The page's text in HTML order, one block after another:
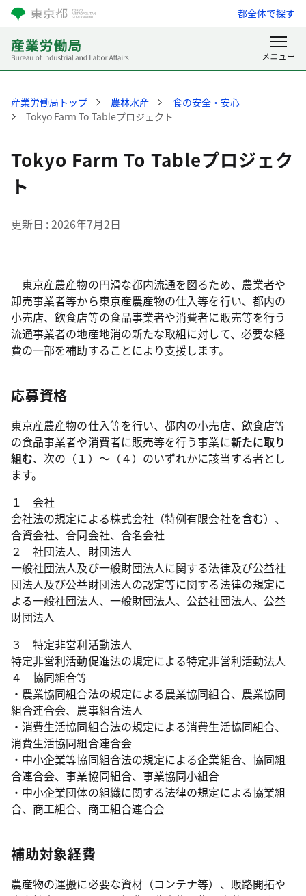
都全体で探す
産業労働局トップ 農林水産
食の安全・安心
Tokyo Farm To Tableプロジェクト
Tokyo Farm To Tableプロジェク
ト
更新日 2026年7月2日
東京産農産物の円滑な都内流通を図るため、農業者や
卸売事業者等から東京産農産物の仕入等を行い、都内の
小売店、飲食店等の食品事業者や消費者に販売等を行う
流通事業者の地産地消の新たな取組に対して、必要な経
費の一部を補助することにより支援します。
応募資格
東京産農産物の仕入等を行い、都内の小売店、飲食店等
の食品事業者や消費者に販売等を行う事業に新たに取り
組む、次の（１）～（４）のいずれかに該当する者とし
ます。
１ 会社
会社法の規定による株式会社（特例有限会社を含む）、
合資会社、合同会社、合名会社
２ 社団法人、財団法人
一般社団法人及び一般財団法人に関する法律及び公益社
団法人及び公益財団法人の認定等に関する法律の規定に
よる一般社団法人、一般財団法人、公益社団法人、公益
財団法人
３ 特定非営利活動法人
特定非営利活動促進法の規定による特定非営利活動法人
４ 協同組合等
・農業協同組合法の規定による農業協同組合、農業協同
組合連合会、農事組合法人
・消費生活協同組合法の規定による消費生活協同組合、
消費生活協同組合連合会
・中小企業等協同組合法の規定による企業組合、協同組
合連合会、事業協同組合、事業協同小組合
・中小企業団体の組織に関する法律の規定による協業組
合、商工組合、商工組合連合会
補助対象経費
農産物の運搬に必要な資材（コンテナ等）、販路開拓や